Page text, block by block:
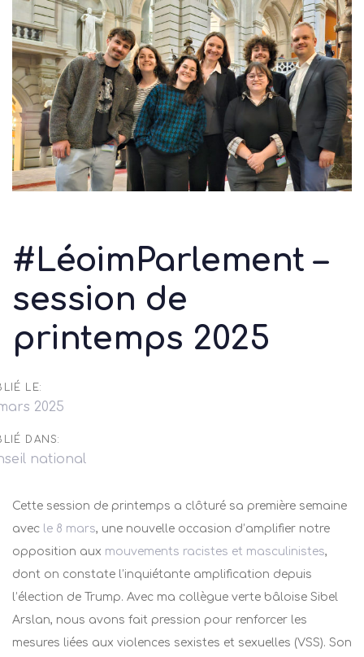
Skip
links
to
primary
navigation
Skip
to
content
#LéoimParlement –
session de
printemps 2025
LE:
2025
DANS:
national
Cette session de printemps a clôturé sa première semaine
avec le 8 mars, une nouvelle occasion d’amplifier notre
opposition aux mouvements racistes et masculinistes,
dont on constate l’inquiétante amplification depuis
l’élection de Trump. Avec ma collègue verte bâloise Sibel
Arslan, nous avons fait pression pour renforcer les
mesures liées aux violences sexistes et sexuelles (VSS). Son